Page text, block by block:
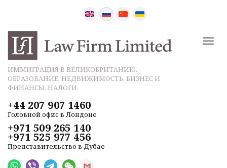
ИММИГРАЦИЯ В ВЕЛИКОБРИТАНИЮ,
ОБРАЗОВАНИЕ, НЕДВИЖИМОСТЬ, БИЗНЕС И
ФИНАНСЫ, НАЛОГИ
+44 207 907 1460
Головной офис в Лондоне
+971 509 265 140
+971 525 977 456
Представительство в Дубае